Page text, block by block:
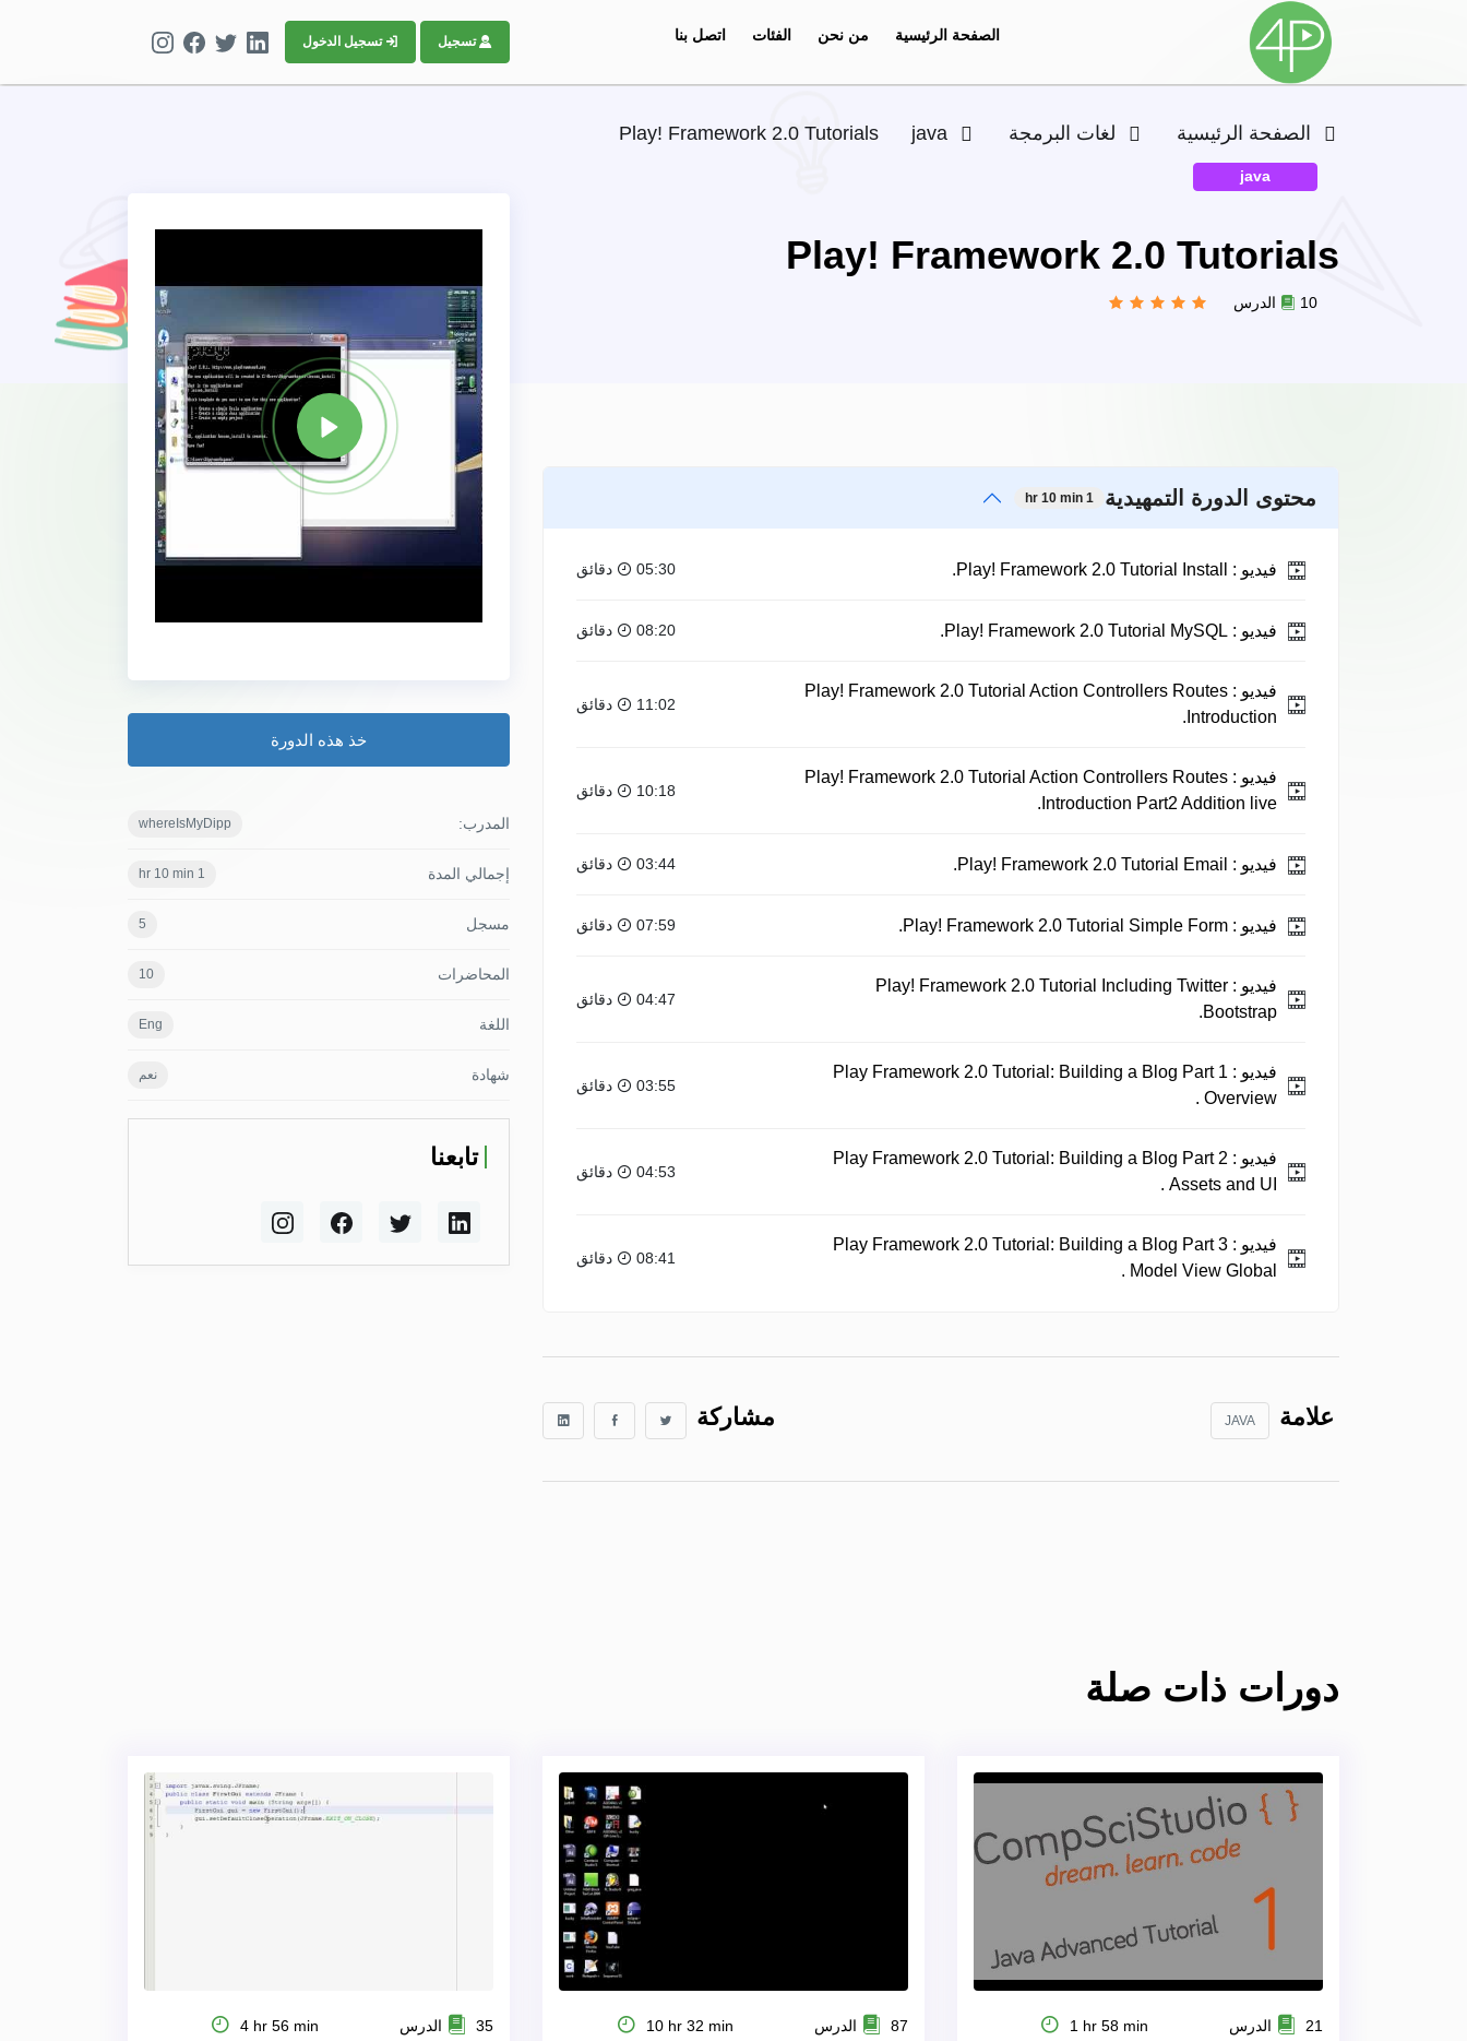
الصفحة الرئيسية من نحن الفئات اتصل بنا تسجيل تسجيل الدخول
الصفحة الرئيسية لغات البرمجة java
Play! Framework 2.0 Tutorials
java
Play! Framework 2.0 Tutorials
10 الدرس
محتوى الدورة التمهيدية 1 hr 10 min
فيديو : 05:30 دقائق
فيديو : 08:20 دقائق
فيديو : Play! Framework 2.0 Tutorial Action Controllers Routes
Introduction.
11:02 دقائق
فيديو : Play! Framework 2.0 Tutorial Action Controllers Routes
Introduction Part2 Addition live.
10:18 دقائق
فيديو : 03:44 دقائق
فيديو : 07:59 دقائق
فيديو : Play! Framework 2.0 Tutorial Including Twitter
Bootstrap.
04:47 دقائق
فيديو : Play Framework 2.0 Tutorial: Building a Blog Part 1
Overview .
03:55 دقائق
فيديو : Play Framework 2.0 Tutorial: Building a Blog Part 2
Assets and UI .
04:53 دقائق
فيديو : Play Framework 2.0 Tutorial: Building a Blog Part 3
Model View Global .
08:41 دقائق
علامة JAVA مشاركة
خذ هذه الدورة
المدرب: whereIsMyDipp
إجمالي المدة 1 hr 10 min
مسجل 5
المحاضرات 10
اللغة Eng
شهادة نعم
تابعنا
دورات ذات صلة
21 الدرس 1 hr 58 min 87 الدرس 10 hr 32 min 35 الدرس 4 hr 56 min